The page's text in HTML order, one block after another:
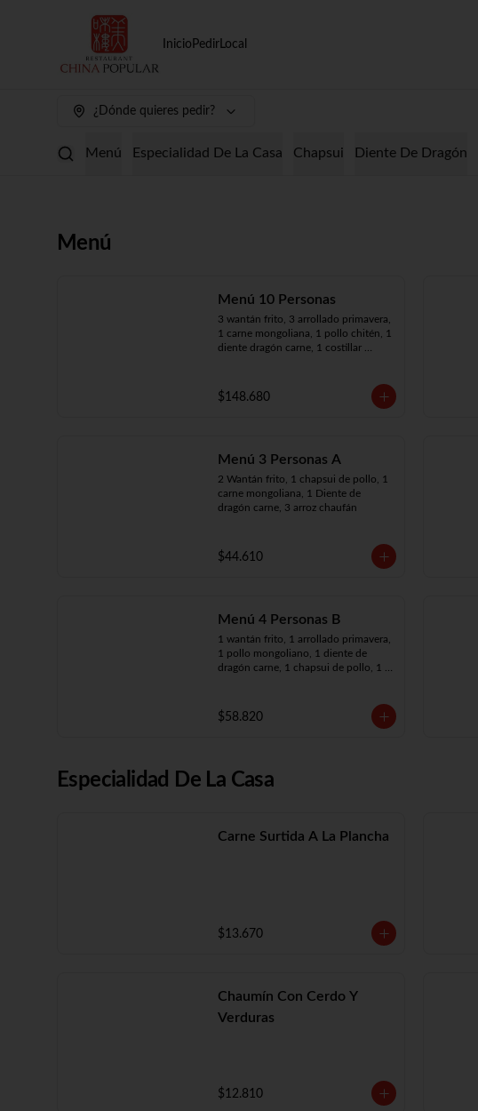
Inicio Pedir Local
¿Dónde quieres pedir?
Menú Especialidad De La Casa Chapsui Diente De Dragón
Menú
Menú 10 Personas
3 wantán frito, 3 arrollado primavera,
1 carne mongoliana, 1 pollo chitén, 1
diente dragón carne, 1 costillar
mongoliano, 1 mariscos surtidos, 10
arroz chaufán
$148.680
Menú 3 Personas A
2 Wantán frito, 1 chapsui de pollo, 1
carne mongoliana, 1 Diente de
dragón carne, 3 arroz chaufán
$44.610
Menú 4 Personas B
1 wantán frito, 1 arrollado primavera,
1 pollo mongoliano, 1 diente de
dragón carne, 1 chapsui de pollo, 1
$58.820
Especialidad De La Casa
Carne Surtida A La Plancha
$13.670
Chaumín Con Cerdo Y
Verduras
$12.810